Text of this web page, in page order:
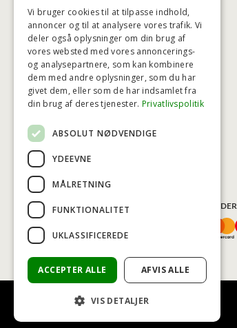
FORTRYDELSESRET
KLAGER
FRAGT
INDSTILLINGER FOR COOKIES
BETALINGSMULIGHEDER
Vi bruger cookies til at tilpasse indhold,
annoncer og til at analysere vores trafik. Vi
deler også oplysninger om din brug af
vores websted med vores annoncerings-
og analysepartnere, som kan kombinere
dem med andre oplysninger, som du har
givet dem, eller som de har indsamlet fra
din brug af deres tjenester. Privatlivspolitik
ABSOLUT NØDVENDIGE
YDEEVNE
MÅLRETNING
FUNKTIONALITET
UKLASSIFICEREDE
ACCEPTER ALLE AFVIS ALLE
VIS DETALJER